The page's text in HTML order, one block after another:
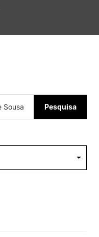
Pesquisa